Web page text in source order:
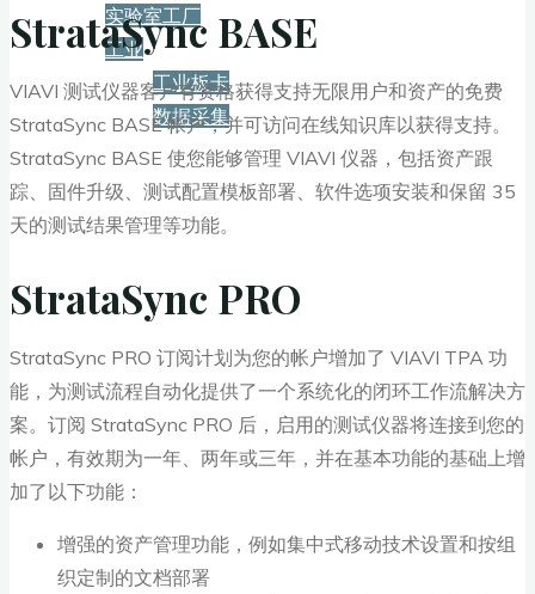
实验室工厂
工业
工业板卡
数据采集
服务+保障
新闻
博客
StrataSync BASE
VIAVI 测试仪器客户有资格获得支持无限用户和资产的免费
StrataSync BASE 帐户，并可访问在线知识库以获得支持。
StrataSync BASE 使您能够管理 VIAVI 仪器，包括资产跟
踪、固件升级、测试配置模板部署、软件选项安装和保留 35
天的测试结果管理等功能。
StrataSync PRO
StrataSync PRO 订阅计划为您的帐户增加了 VIAVI TPA 功
能，为测试流程自动化提供了一个系统化的闭环工作流解决方
案。订阅 StrataSync PRO 后，启用的测试仪器将连接到您的
帐户，有效期为一年、两年或三年，并在基本功能的基础上增
加了以下功能：
增强的资产管理功能，例如集中式移动技术设置和按组
织定制的文档部署